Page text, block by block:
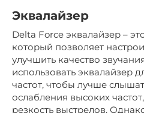
Эквалайзер
Delta Force эквалайзер –
который позволяет
улучшить качество
использовать эквалайзер
частот, чтобы лучше
ослабления высоких
резкость выстрелов.